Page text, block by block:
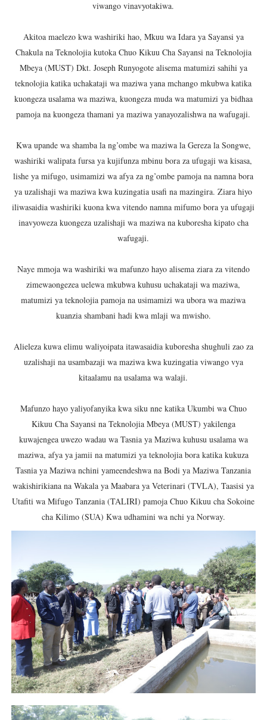
Waziri Kabudi: Kilosa Iendelee Kulinda Amani,
viwango vinavyotakiwa.
Akitoa maelezo kwa washiriki hao, Mkuu wa Idara ya Sayansi ya
Chakula na Teknolojia kutoka Chuo Kikuu Cha Sayansi na Teknolojia
Mbeya (MUST) Dkt. Joseph Runyogote alisema matumizi sahihi ya
teknolojia katika uchakataji wa maziwa yana mchango mkubwa katika
kuongeza usalama wa maziwa, kuongeza muda wa matumizi ya bidhaa
pamoja na kuongeza thamani ya maziwa yanayozalishwa na wafugaji.
Kwa upande wa shamba la ng’ombe wa maziwa la Gereza la Songwe,
washiriki walipata fursa ya kujifunza mbinu bora za ufugaji wa kisasa,
lishe ya mifugo, usimamizi wa afya za ng’ombe pamoja na namna bora
ya uzalishaji wa maziwa kwa kuzingatia usafi na mazingira. Ziara hiyo
iliwasaidia washiriki kuona kwa vitendo namna mifumo bora ya ufugaji
inavyoweza kuongeza uzalishaji wa maziwa na kuboresha kipato cha
wafugaji.
Naye mmoja wa washiriki wa mafunzo hayo alisema ziara za vitendo
zimewaongezea uelewa mkubwa kuhusu uchakataji wa maziwa,
matumizi ya teknolojia pamoja na usimamizi wa ubora wa maziwa
kuanzia shambani hadi kwa mlaji wa mwisho.
Alieleza kuwa elimu waliyoipata itawasaidia kuboresha shughuli zao za
uzalishaji na usambazaji wa maziwa kwa kuzingatia viwango vya
kitaalamu na usalama wa walaji.
Mafunzo hayo yaliyofanyika kwa siku nne katika Ukumbi wa Chuo
Kikuu Cha Sayansi na Teknolojia Mbeya (MUST) yakilenga
kuwajengea uwezo wadau wa Tasnia ya Maziwa kuhusu usalama wa
maziwa, afya ya jamii na matumizi ya teknolojia bora katika kukuza
Tasnia ya Maziwa nchini yameendeshwa na Bodi ya Maziwa Tanzania
wakishirikiana na Wakala ya Maabara ya Veterinari (TVLA), Taasisi ya
Utafiti wa Mifugo Tanzania (TALIRI) pamoja Chuo Kikuu cha Sokoine
cha Kilimo (SUA) Kwa udhamini wa nchi ya Norway.